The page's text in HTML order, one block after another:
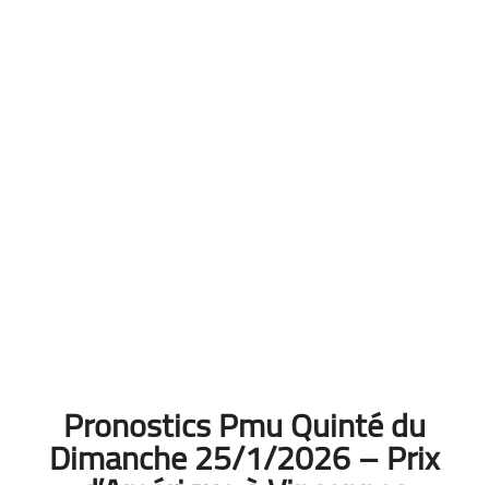
Pronostics Pmu Quinté du
Dimanche 25/1/2026 – Prix